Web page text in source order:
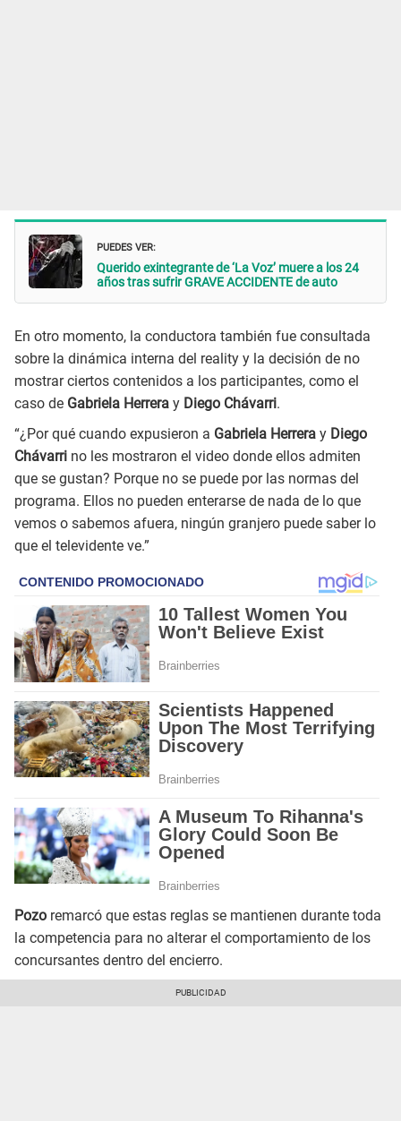
PUEDES VER:
Querido exintegrante de ‘La Voz’ muere a los 24
años tras sufrir GRAVE ACCIDENTE de auto
En otro momento, la conductora también fue consultada
sobre la dinámica interna del reality y la decisión de no
mostrar ciertos contenidos a los participantes, como el
caso de Gabriela Herrera y Diego Chávarri.
“¿Por qué cuando expusieron a Gabriela Herrera y Diego
Chávarri no les mostraron el video donde ellos admiten
que se gustan? Porque no se puede por las normas del
programa. Ellos no pueden enterarse de nada de lo que
vemos o sabemos afuera, ningún granjero puede saber lo
que el televidente ve.”
Pozo remarcó que estas reglas se mantienen durante toda
la competencia para no alterar el comportamiento de los
concursantes dentro del encierro.